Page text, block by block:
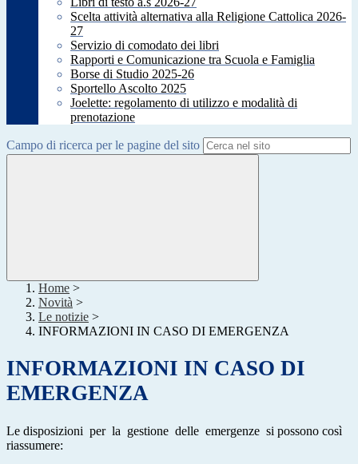
Scelta attività alternativa alla Religione Cattolica 2026-
27
Servizio di comodato dei libri
Rapporti e Comunicazione tra Scuola e Famiglia
Borse di Studio 2025-26
Sportello Ascolto 2025
Joelette: regolamento di utilizzo e modalità di
prenotazione
Campo di ricerca per le pagine del sito
Home >
Novità >
Le notizie >
INFORMAZIONI IN CASO DI EMERGENZA
INFORMAZIONI IN CASO DI
EMERGENZA
Le disposizioni per la gestione delle emergenze si possono così
riassumere: